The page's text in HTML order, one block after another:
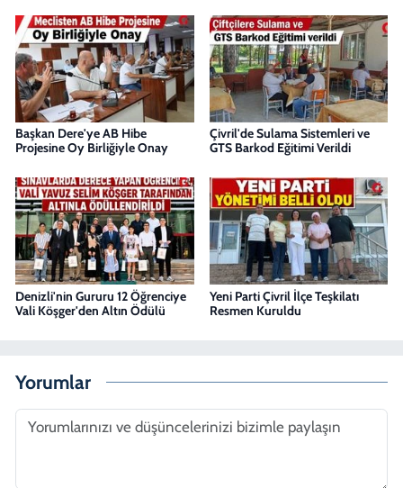
Başkan Dere'ye AB Hibe
Projesine Oy Birliğiyle Onay
Çivril'de Sulama Sistemleri ve
GTS Barkod Eğitimi Verildi
Denizli'nin Gururu 12 Öğrenciye
Vali Köşger'den Altın Ödülü
Yeni Parti Çivril İlçe Teşkilatı
Resmen Kuruldu
Yorumlar